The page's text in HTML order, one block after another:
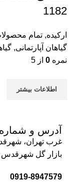
1182
ارکیده, تمام
گیاهان آپارتمانی,
نمره 0 از 5
اطلاعات بیشتر
آدرس و
غرب تهران،
بازار گل شهرقدس
0919-8947579